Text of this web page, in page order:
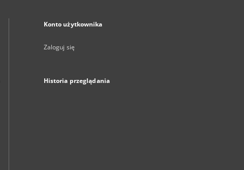
Konto użytkownika
Zaloguj się
Historia przeglądania